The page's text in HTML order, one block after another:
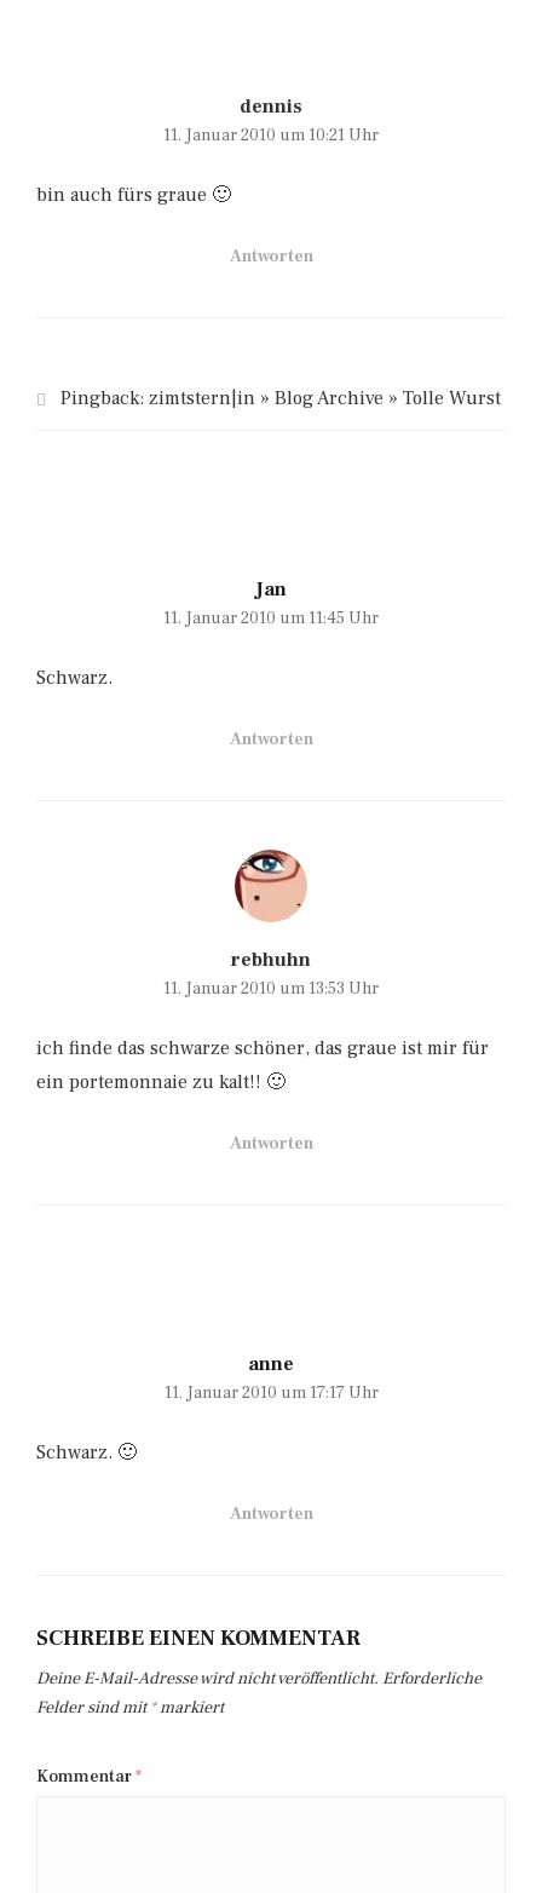
dennis
11. Januar 2010 um 10:21 Uhr
bin auch fürs graue 🙂
Antworten
Pingback: zimtstern|in » Blog Archive » Tolle Wurst
Jan
11. Januar 2010 um 11:45 Uhr
Schwarz.
Antworten
rebhuhn
11. Januar 2010 um 13:53 Uhr
ich finde das schwarze schöner, das graue ist mir für
ein portemonnaie zu kalt!! 🙂
Antworten
anne
11. Januar 2010 um 17:17 Uhr
Schwarz. 🙂
Antworten
SCHREIBE EINEN KOMMENTAR
Deine E-Mail-Adresse wird nicht veröffentlicht. Erforderliche
Felder sind mit*markiert
Kommentar*